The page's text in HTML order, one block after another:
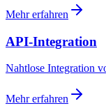
Mehr erfahren
API-Integration
Nahtlose Integration
Mehr erfahren